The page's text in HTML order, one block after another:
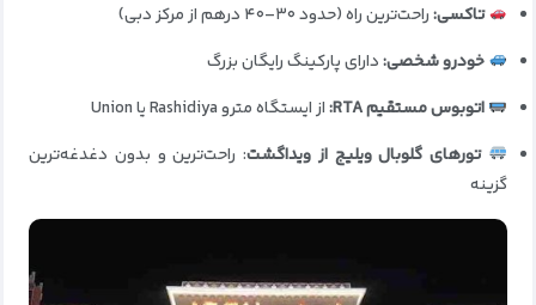
تاکسی:راحت‌ترین راه (حدود ۳۰–۴۰ درهم از مرکز دبی)
خودرو شخصی:دارای پارکینگ رایگان بزرگ
اتوبوس مستقیم RTA:
از ایستگاه مترو Rashidiya یا Union
تورهای گلوبال ویلیج از ویداگشت: راحت‌ترین و بدون دغدغه‌ترین
گزینه